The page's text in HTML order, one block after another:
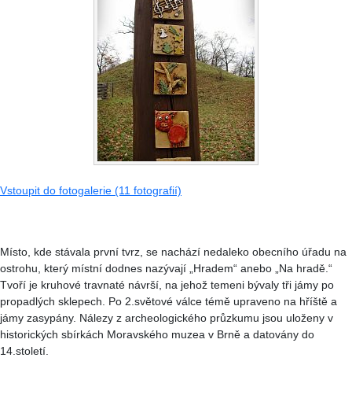
Vstoupit do fotogalerie (11 fotografií)
Místo, kde stávala první tvrz, se nachází nedaleko obecního úřadu na
ostrohu, který místní dodnes nazývají „Hradem“ anebo „Na hradě.“
Tvoří je kruhové travnaté návrší, na jehož temeni bývaly tři jámy po
propadlých sklepech. Po 2.světové válce témě upraveno na hříště a
jámy zasypány. Nálezy z archeologického průzkumu jsou uloženy v
historických sbírkách Moravského muzea v Brně a datovány do
14.století.